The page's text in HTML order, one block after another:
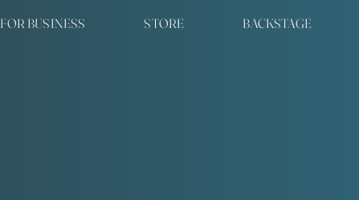
FOR BUSINESS STORE BACKSTAGE